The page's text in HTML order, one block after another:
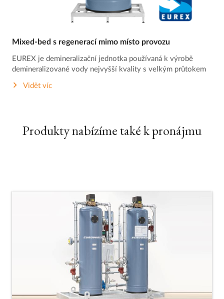
Mixed-bed s regenerací mimo místo provozu
EUREX je demineralizační jednotka používaná k výrobě
demineralizované vody nejvyšší kvality s velkým průtokem
Vidět víc
Produkty nabízíme také k pronájmu